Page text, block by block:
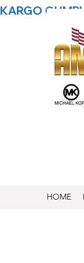
KARGO
HOME